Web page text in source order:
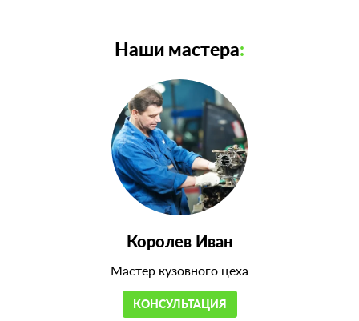
Наши мастера:
Королев Иван
Мастер кузовного цеха
КОНСУЛЬТАЦИЯ